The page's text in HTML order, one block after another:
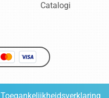
Catalogi
Toegankelijkheidsverklaring